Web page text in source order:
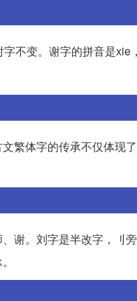
不变。谢字的拼音是
繁体字的传承不仅体现
谢。刘字是半改字，刂